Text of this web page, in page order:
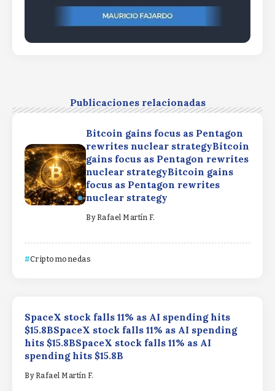
Publicaciones relacionadas
Bitcoin gains focus as Pentagon
rewrites nuclear strategyBitcoin
gains focus as Pentagon rewrites
nuclear strategyBitcoin gains
focus as Pentagon rewrites
nuclear strategy
By Rafael Martín F.
Criptomonedas
SpaceX stock falls 11% as AI spending hits
$15.8BSpaceX stock falls 11% as AI spending
hits $15.8BSpaceX stock falls 11% as AI
spending hits $15.8B
By Rafael Martín F.